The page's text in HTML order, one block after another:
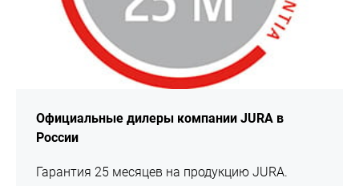
Официальные дилеры компании JURA в
России
Гарантия 25 месяцев на продукцию JURA.